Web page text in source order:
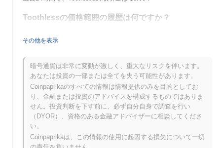
Toothlessの価格範囲の履歴は何ですか？
史上最安値（ATL）：
Toothlessは現在、ATHより~41.04% 低く取引されています .
Toothlessは、より広範な暗号市場と比較してどのよ
うなパフォーマンスですか？
過去7日間で、Toothlessは0.00%上昇し、0.02%の上昇を記録し
た全体の暗号市場を下回っています。これは、より広範な市場の
モメンタムと比較して、DANCの価格アクションにおける一時的
な遅れを示しています。
その他を表示
暗号通貨は非常に変動が激しく、重大なリスクを伴います。
あなたは投資の一部または全てを失う可能性があります。
Coinpaprikaのすべての情報は情報提供のみを目的としてお
り、金融または投資のアドバイスを構成するものではありま
せん。投資判断を下す前に、必ず自分自身で調査を行い
（DYOR）、資格のある金融アドバイザーに相談してくださ
い。
Coinpaprikaは、この情報の使用に起因する損失について一切